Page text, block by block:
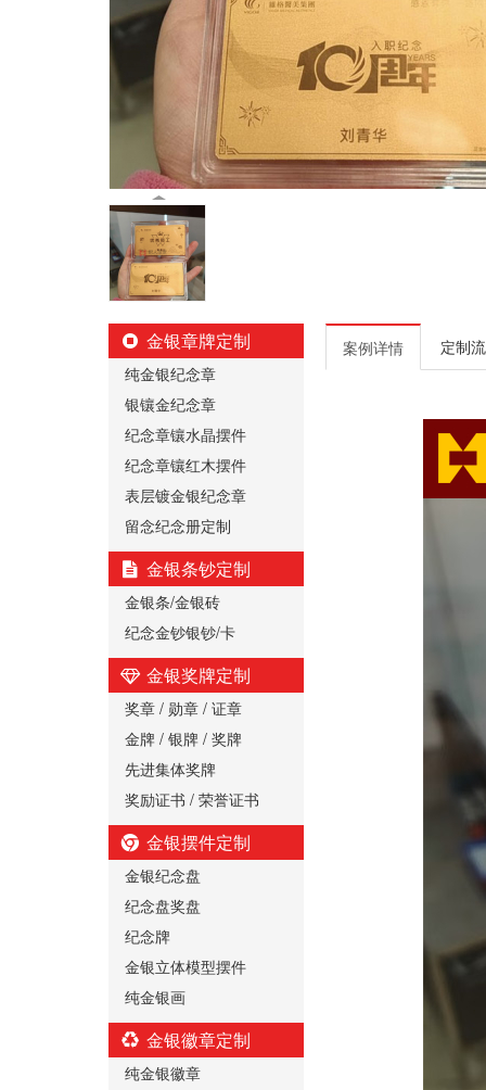
金银章牌定制
纯金银纪念章
银镶金纪念章
纪念章镶水晶摆件
纪念章镶红木摆件
表层镀金银纪念章
留念纪念册定制
金银条钞定制
金银条/金银砖
纪念金钞银钞/卡
金银奖牌定制
奖章 / 勋章 / 证章
金牌 / 银牌 / 奖牌
先进集体奖牌
奖励证书 / 荣誉证书
金银摆件定制
金银纪念盘
纪念盘奖盘
纪念牌
金银立体模型摆件
纯金银画
金银徽章定制
纯金银徽章
案例详情 定制